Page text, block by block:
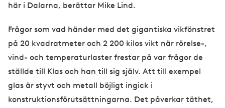
här i Dalarna, berättar Mike Lind.
Frågor som vad händer med det gigantiska vikfönstret
på 20 kvadratmeter och 2 200 kilos vikt när rörelse-,
vind- och temperaturlaster frestar på var frågor de
ställde till Klas och han till sig själv. Att till exempel
glas är styvt och metall böjligt ingick i
konstruktionsförutsättningarna. Det påverkar täthet,